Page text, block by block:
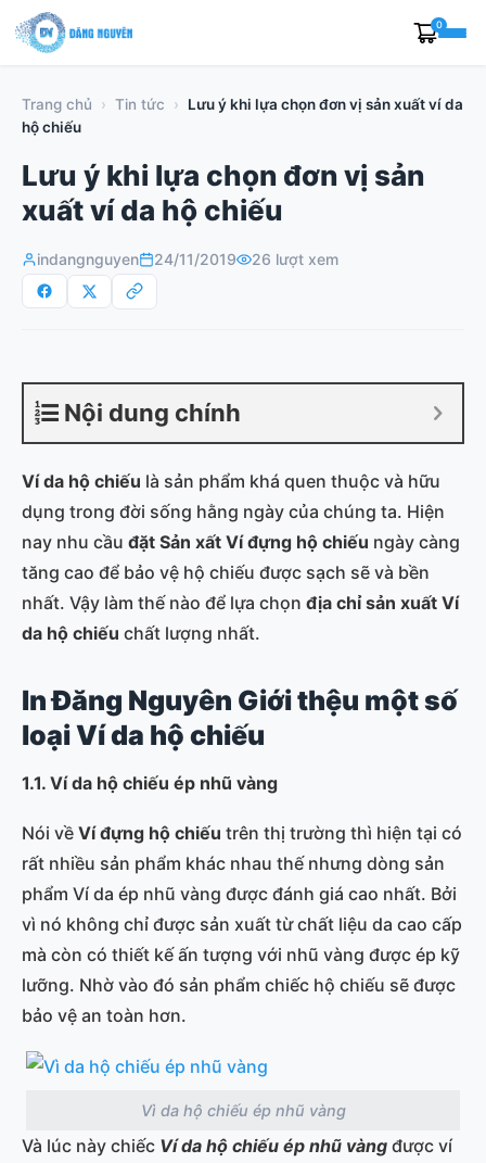
Skip
to
0
Trang chủ › Tin tức ›
Lưu ý khi lựa chọn đơn vị sản xuất ví da
hộ chiếu
Lưu ý khi lựa chọn đơn vị sản
xuất ví da hộ chiếu
indangnguyen 24/11/2019 26 lượt xem
Nội dung chính
Vída hộ chiếu là sản phẩm khá quen thuộc và hữu
dụng trong đời sống hằng ngày của chúng ta. Hiện
nay nhu cầu đặt Sản xất Víđựng hộ chiếu ngày càng
tăng cao để bảo vệ hộ chiếu được sạch sẽ và bền
nhất. Vậy làm thế nào để lựa chọn địa chỉ sản xuất Ví
da hộ chiếu chất lượng nhất.
In Đăng Nguyên Giới thệu một số
loại Vída hộ chiếu
1.1. Vída hộ chiếu ép nhũ vàng
Nói về Víđựng hộ chiếu trên thị trường thì hiện tại có
rất nhiều sản phẩm khác nhau thế nhưng dòng sản
phẩm Ví da ép nhũ vàng được đánh giá cao nhất. Bởi
vì nó không chỉ được sản xuất từ chất liệu da cao cấp
mà còn có thiết kế ấn tượng với nhũ vàng được ép kỹ
lưỡng. Nhờ vào đó sản phẩm chiếc hộ chiếu sẽ được
bảo vệ an toàn hơn.
Vì da hộ chiếu ép nhũ vàng
Và lúc này chiếc Ví da hộ chiếu ép nhũ vàng được ví